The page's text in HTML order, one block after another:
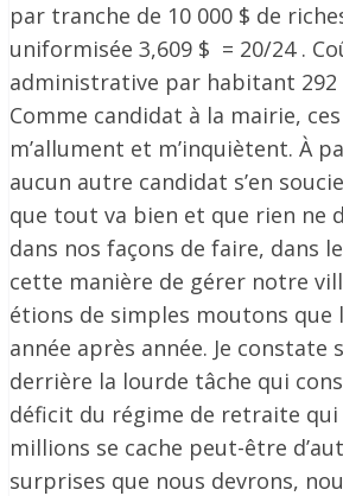
par tranche de 10 000 $ de
uniformisée 3,609 $ = 20/24 .
administrative par habitant 292
Comme candidat à la mairie,
m’allument et m’inquiètent. À
aucun autre candidat s’en
que tout va bien et que rien ne
dans nos façons de faire, dans
cette manière de gérer notre
étions de simples moutons que
année après année. Je constate
derrière la lourde tâche qui
déficit du régime de retraite qui
millions se cache peut-être
surprises que nous devrons,